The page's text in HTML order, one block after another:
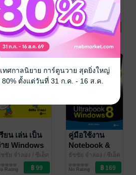
าย Access
ธัชชัย จำลอง
/ ซีเอ็ด
คชั่น
มพิวเตอร์
Rating
ง่าย Access
2010
ธัชชัย จำลอง
/ ซีเอ็ด
ยูเคชั่น
คอมพิวเตอร์
No Rating
รียน เล่น เป็น
าย Windows
ชัย จำลอง / ซีเอ็ด
คอมพิวเตอร์
Rating
คู่มือใช้งาน
Notebook &
Ultrabook
Windows 8
ธัชชัย จำลอง / ซีเอ็ด
คอมพิวเตอร์
No Rating
ทศกาลนิยาย การ์ตูนวาย สุดยิ่งใหญ่
ตั้งแต่วันที่ 31 ก.ค. - 16 ส.ค.